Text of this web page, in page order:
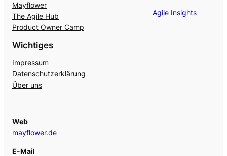
Mayflower
The Agile Hub
Product Owner Camp
Agile Insights
Wichtiges
Impressum
Datenschutzerklärung
Über uns
Web
mayflower.de
E-Mail